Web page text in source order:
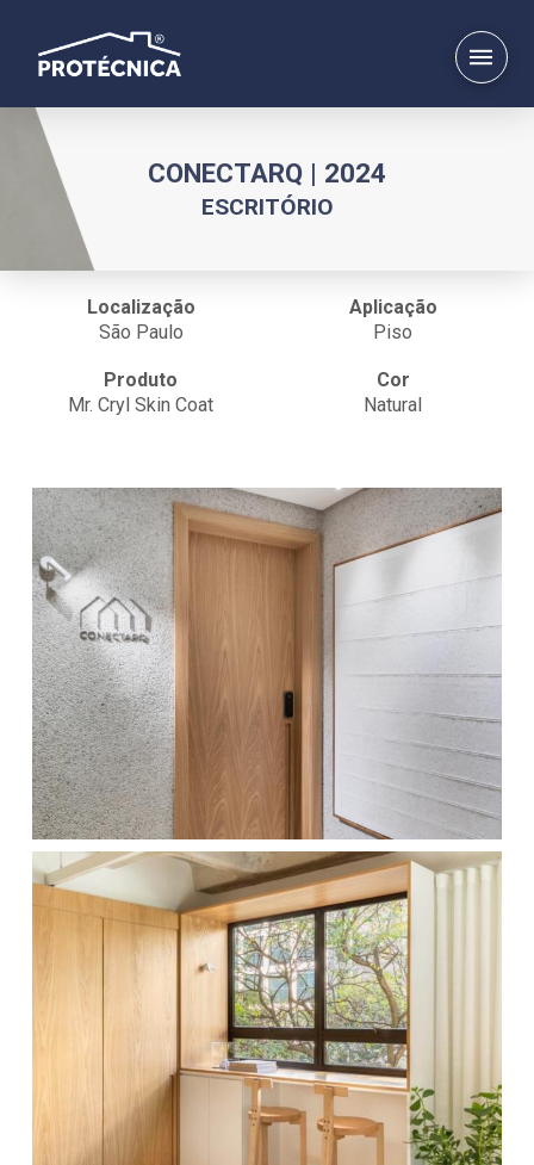
CONECTARQ | 2024
ESCRITÓRIO
Localização
São Paulo
Aplicação
Piso
Produto
Mr. Cryl Skin Coat
Cor
Natural